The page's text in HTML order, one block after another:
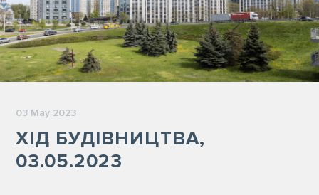
03 May 2023
ХІД БУДІВНИЦТВА,
03.05.2023